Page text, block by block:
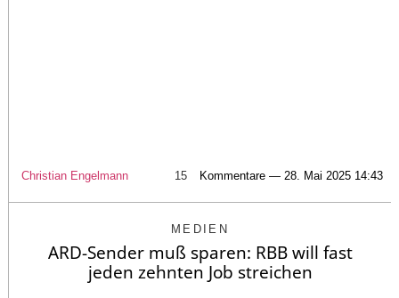
Christian Engelmann 15 Kommentare — 28. Mai 2025 14:43
MEDIEN
ARD-Sender muß sparen: RBB will fast
jeden zehnten Job streichen